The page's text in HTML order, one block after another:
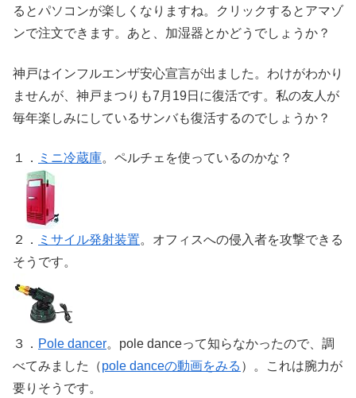
るとパソコンが楽しくなりますね。クリックするとアマゾ
ンで注文できます。あと、加湿器とかどうでしょうか？
神戸はインフルエンザ安心宣言が出ました。わけがわかり
ませんが、神戸まつりも7月19日に復活です。私の友人が
毎年楽しみにしているサンバも復活するのでしょうか？
１． ミニ冷蔵庫。ペルチェを使っているのかな？
２． ミサイル発射装置。オフィスへの侵入者を攻撃できる
そうです。
３． Pole dancer。pole danceって知らなかったので、調
べてみました（pole danceの動画をみる ）。これは腕力が
要りそうです。